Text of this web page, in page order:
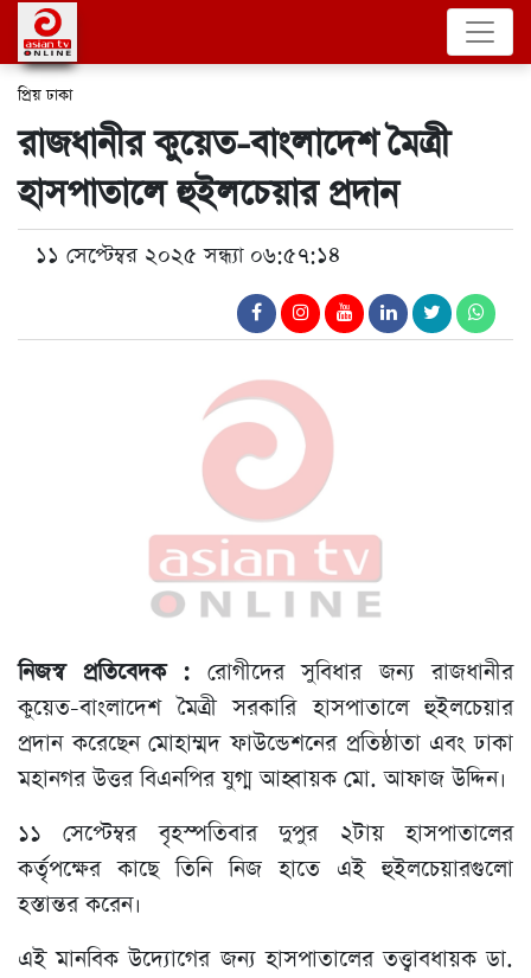
প্রিয় ঢাকা
রাজধানীর কুয়েত-বাংলাদেশ মৈত্রী
হাসপাতালে হুইলচেয়ার প্রদান
১১ সেপ্টেম্বর ২০২৫ সন্ধ্যা ০৬:৫৭:১৪
নিজস্ব প্রতিবেদক : রোগীদের সুবিধার জন্য রাজধানীর
কুয়েত-বাংলাদেশ মৈত্রী সরকারি হাসপাতালে হুইলচেয়ার
প্রদান করেছেন মোহাম্মদ ফাউন্ডেশনের প্রতিষ্ঠাতা এবং ঢাকা
মহানগর উত্তর বিএনপির যুগ্ম আহ্বায়ক মো. আফাজ উদ্দিন।
১১ সেপ্টেম্বর বৃহস্পতিবার দুপুর ২টায় হাসপাতালের
কর্তৃপক্ষের কাছে তিনি নিজ হাতে এই হুইলচেয়ারগুলো
হস্তান্তর করেন।
এই মানবিক উদ্যোগের জন্য হাসপাতালের তত্ত্বাবধায়ক ডা.